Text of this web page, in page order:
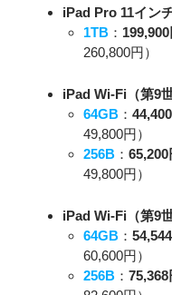
iPad Pro 11イン
1TB ： 199,900
260,800円）
iPad Wi-Fi（第9世
64GB ：
49,800円）
256B ： 65,200
49,800円）
iPad Wi-Fi（第9
64GB ：
60,600円）
256B ： 75,368